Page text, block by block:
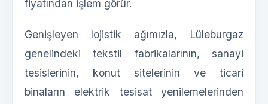
fiyatından işlem görür.
Genişleyen lojistik ağımızla, Lüleburgaz
genelindeki tekstil fabrikalarının, sanayi
tesislerinin, konut sitelerinin ve ticari
binaların elektrik tesisat yenilemelerinden